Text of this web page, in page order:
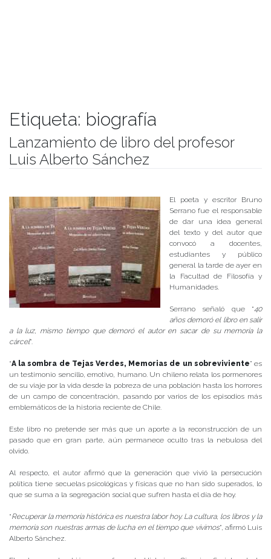
Etiqueta: biografía
Lanzamiento de libro del profesor
Luis Alberto Sánchez
El poeta y escritor Bruno
Serrano fue el responsable
de dar una idea general
del texto y del autor que
convocó a docentes,
estudiantes y público
general la tarde de ayer en
la Facultad de Filosofía y
Humanidades.
Serrano señaló que “40
años demoró el libro en salir
a la luz, mismo tiempo que demoró el autor en sacar de su memoria la
cárcel”.
“A la sombra de Tejas Verdes, Memorias de un sobreviviente” es
un testimonio sencillo, emotivo, humano. Un chileno relata los pormenores
de su viaje por la vida desde la pobreza de una población hasta los horrores
de un campo de concentración, pasando por varios de los episodios más
emblemáticos de la historia reciente de Chile.
Este libro no pretende ser más que un aporte a la reconstrucción de un
pasado que en gran parte, aún permanece oculto tras la nebulosa del
olvido.
Al respecto, el autor afirmó que la generación que vivió la persecución
política tiene secuelas psicológicas y físicas que no han sido superados, lo
que se suma a la segregación social que sufren hasta el día de hoy.
“Recuperar la memoria histórica es nuestra labor hoy. La cultura, los libros y la
memoria son nuestras armas de lucha en el tiempo que vivimos”, afirmó Luis
Alberto Sánchez.